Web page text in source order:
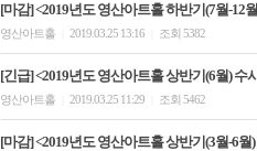
[마감] <2019년도 영산아트홀 하반기(7월-12
영산아트홀 2019.03.25 13:16 조회 5382
[긴급] <2019년도 영산아트홀 상반기(6월) 수
영산아트홀 2019.03.25 11:29 조회 5462
[마감] <2019년도 영산아트홀 상반기(3월-6월